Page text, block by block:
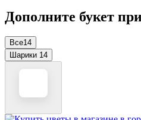
Дополните букет
Все14
Шарики 14